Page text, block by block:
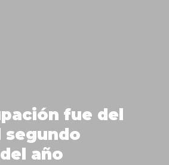
fue del
segundo
año